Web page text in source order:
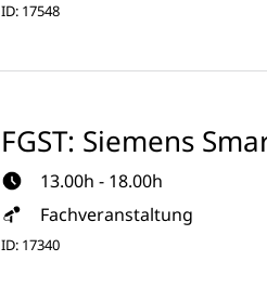
ID: 17548
FGST: Siemens
13.00h - 18.00h
Fachveranstaltung
ID: 17340